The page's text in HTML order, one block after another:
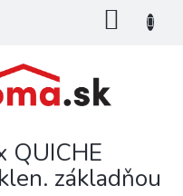
QUICHE
základňou